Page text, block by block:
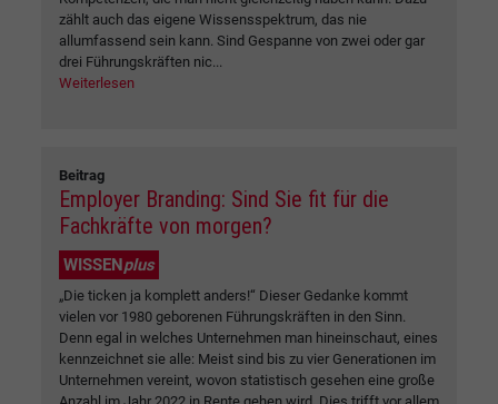
zählt auch das eigene Wissensspektrum, das nie
allumfassend sein kann. Sind Gespanne von zwei oder gar
drei Führungskräften nic...
Weiterlesen
Beitrag
Employer Branding: Sind Sie fit für die
Fachkräfte von morgen?
WISSENplus
„Die ticken ja komplett anders!“ Dieser Gedanke kommt
vielen vor 1980 geborenen Führungskräften in den Sinn.
Denn egal in welches Unternehmen man hineinschaut, eines
kennzeichnet sie alle: Meist sind bis zu vier Generationen im
Unternehmen vereint, wovon statistisch gesehen eine große